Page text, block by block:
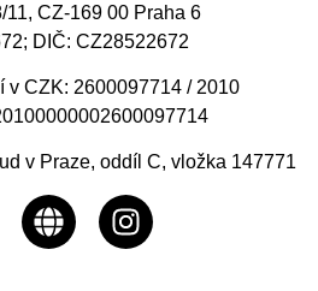
11, CZ-169 00 Praha 6
DIČ: CZ28522672
v CZK: 2600097714 / 2010
v Praze, oddíl C, vložka 147771